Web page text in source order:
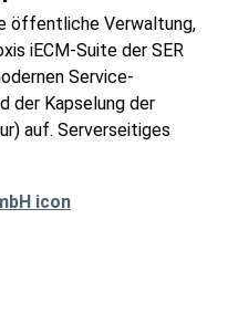
öffentliche Verwaltung,
iECM-Suite der SER
Service-
der Kapselung der
auf. Serverseitiges